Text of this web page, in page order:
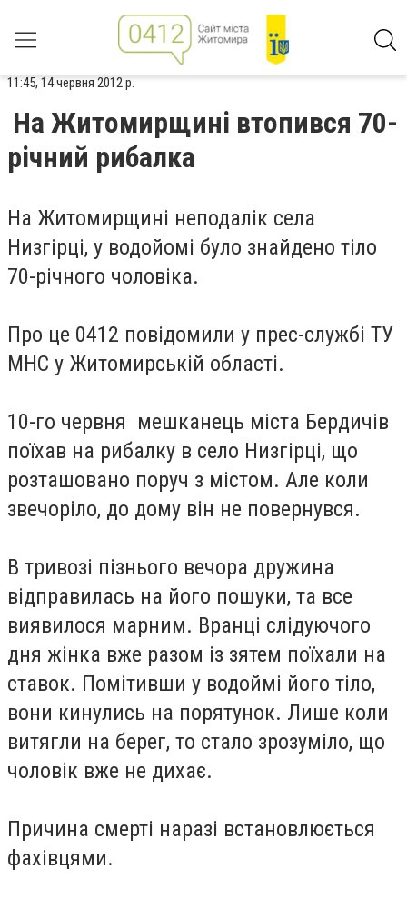
11:45, 14 червня 2012 р.
На Житомирщині втопився 70-
річний рибалка
На Житомирщині неподалік села
Низгірці, у водойомі було знайдено тіло
70-річного чоловіка.
Про це 0412 повідомили у прес-службі ТУ
МНС у Житомирській області.
10-го червня мешканець міста Бердичів
поїхав на рибалку в село Низгірці, що
розташовано поруч з містом. Але коли
звечоріло, до дому він не повернувся.
В тривозі пізнього вечора дружина
відправилась на його пошуки, та все
виявилося марним. Вранці слідуючого
дня жінка вже разом із зятем поїхали на
ставок. Помітивши у водоймі його тіло,
вони кинулись на порятунок. Лише коли
витягли на берег, то стало зрозуміло, що
чоловік вже не дихає.
Причина смерті наразі встановлюється
фахівцями.